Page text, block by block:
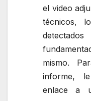
el video
técnicos,
mismo.
informe,
enlace a